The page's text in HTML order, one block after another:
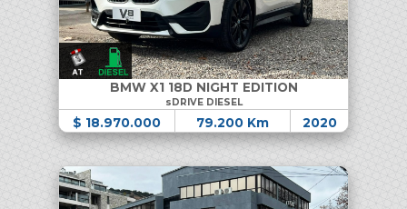
BMW X1 18D NIGHT EDITION
sDRIVE DIESEL
$ 18.970.000 79.200 Km 2020